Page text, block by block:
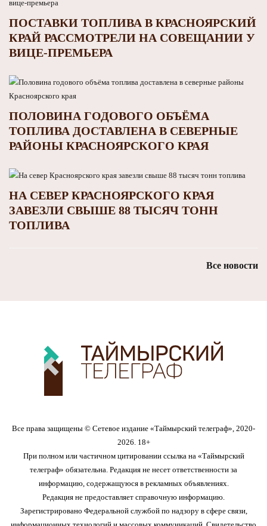
ПОСТАВКИ ТОПЛИВА В КРАСНОЯРСКИЙ
КРАЙ РАССМОТРЕЛИ НА СОВЕЩАНИИ У
ВИЦЕ-ПРЕМЬЕРА
ПОЛОВИНА ГОДОВОГО ОБЪЁМА
ТОПЛИВА ДОСТАВЛЕНА В СЕВЕРНЫЕ
РАЙОНЫ КРАСНОЯРСКОГО КРАЯ
НА СЕВЕР КРАСНОЯРСКОГО КРАЯ
ЗАВЕЗЛИ СВЫШЕ 88 ТЫСЯЧ ТОНН
ТОПЛИВА
Все новости
Все права защищены © Сетевое издание «Таймырский телеграф», 2020-
2026. 18+
При полном или частичном цитировании ссылка на «Таймырский
телеграф» обязательна. Редакция не несет ответственности за
информацию, содержащуюся в рекламных объявлениях.
Редакция не предоставляет справочную информацию.
Зарегистрировано Федеральной службой по надзору в сфере связи,